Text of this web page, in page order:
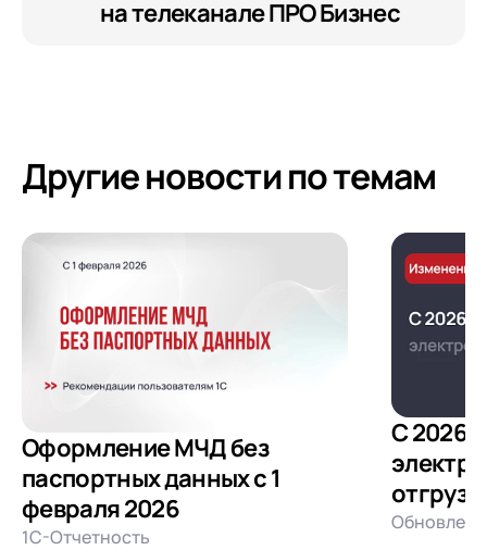
на телеканале ПРО Бизнес
Другие новости по темам
Оформление МЧД без
паспортных данных с 1
февраля 2026
1С-Отчетность
С 2026